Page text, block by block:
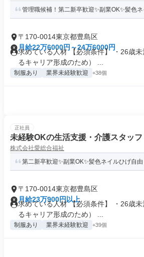
管理職候補！第二新卒歓迎✨副業OK✨髪色
〒170-0014東京都豊島区
月給22万6000円～24万6000円
求めている人材 【必須条件】 ・26歳
るキャリア形成のため） ...
制服あり 業界未経験歓迎 +38個
正社員
未経験OKの生活支援・介護スタッフ
株式会社愛総合福祉
第二新卒歓迎✨副業OK✨髪色ネイルひげ自由
〒170-0014東京都豊島区
月給23万900円以上
求めている人材 【必須条件】 ・26歳
るキャリア形成のため） ...
制服あり 業界未経験歓迎 +39個